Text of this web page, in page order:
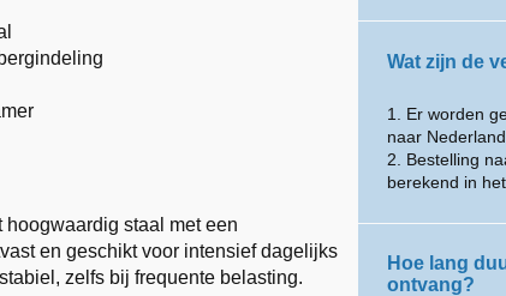
staal met een
en geschikt voor intensief dagelijks
zelfs bij frequente belasting.
Wat zijn de
1. Er worden
naar
2. Bestelling
berekend in
Hoe lang
ontvang?